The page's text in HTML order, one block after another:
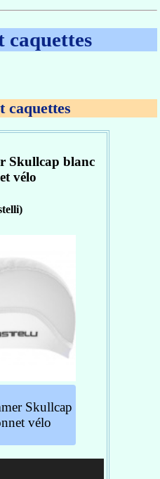
caquettes
caquettes
Skullcap blanc
vélo
Skullcap
vélo